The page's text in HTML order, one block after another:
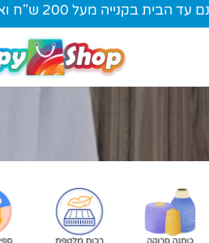
בקנייה מעל 200 ש"ח ואספקה עד 7 ימי עסקים*